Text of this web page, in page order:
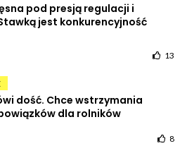
pod presją regulacji i
jest konkurencyjność
13
dość. Chce wstrzymania
dla rolników
8